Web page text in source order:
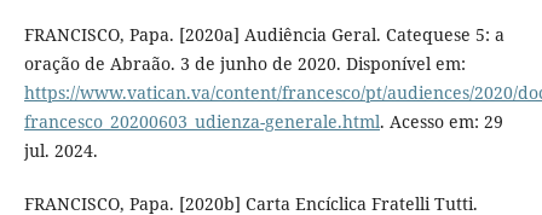
FRANCISCO, Papa. [2020a] Audiência Geral. Catequese 5: a
oração de Abraão. 3 de junho de 2020. Disponível em:
https://www.vatican.va/content/francesco/pt/audiences/2020/
francesco_20200603_udienza-generale.html. Acesso em: 29
jul. 2024.
FRANCISCO, Papa. [2020b] Carta Encíclica Fratelli Tutti.